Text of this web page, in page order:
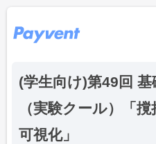
(学生向け)第49回
（実験クール）「
可視化」